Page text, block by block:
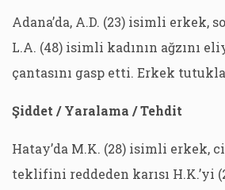
Adana’da, A.D. (23) isimli erkek,
L.A. (48) isimli kadının ağzını
çantasını gasp etti. Erkek
Şiddet / Yaralama /Tehdit
Hatay’da M.K. (28) isimli erkek,
teklifini reddeden karısı H.K.’yi